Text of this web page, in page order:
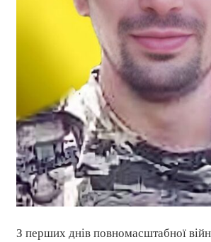
З перших днів повномасштабної